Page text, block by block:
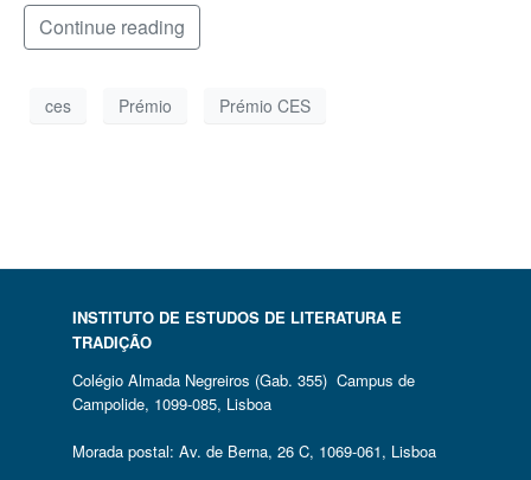
Continue reading
ces Prémio Prémio CES
INSTITUTO DE ESTUDOS DE LITERATURA E
TRADIÇÃO
Colégio Almada Negreiros (Gab. 355) Campus de
Campolide, 1099-085, Lisboa
Morada postal: Av. de Berna, 26 C, 1069-061, Lisboa